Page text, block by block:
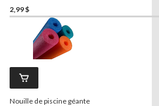
2,99 $
Nouille de piscine géante